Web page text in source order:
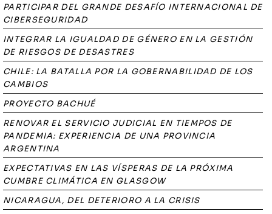
PARTICIPAR DEL GRANDE DESAFÍO INTERNACIONAL DE
CIBERSEGURIDAD
INTEGRAR LA IGUALDAD DE GÉNERO EN LA GESTIÓN
DE RIESGOS DE DESASTRES
CHILE: LA BATALLA POR LA GOBERNABILIDAD DE LOS
CAMBIOS
PROYECTO BACHUÉ
RENOVAR EL SERVICIO JUDICIAL EN TIEMPOS DE
PANDEMIA: EXPERIENCIA DE UNA PROVINCIA
ARGENTINA
EXPECTATIVAS EN LAS VÍSPERAS DE LA PRÓXIMA
CUMBRE CLIMÁTICA EN GLASGOW
NICARAGUA, DEL DETERIORO A LA CRISIS